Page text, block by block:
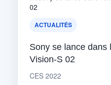
ACTUALITÉS
Sony se lance dans
Vision-S 02
CES 2022